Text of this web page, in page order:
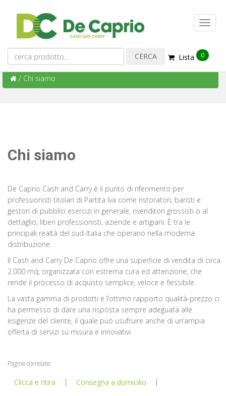
Lista 0
/ Chi siamo
Chi siamo
De Caprio Cash and Carry è il punto di riferimento per
professionisti titolari di Partita Iva come ristoratori, baristi e
gestori di pubblici esercizi in generale, rivenditori grossisti o al
dettaglio, liberi professionisti, aziende e artigiani. È tra le
principali realtà del sud-Italia che operano nella moderna
distribuzione.
Il Cash and Carry De Caprio offre una superficie di vendita di circa
2.000 mq, organizzata con estrema cura ed attenzione, che
rende il processo di acquisto semplice, veloce e flessibile.
La vasta gamma di prodotti e l’ottimo rapporto qualità-prezzo ci
ha permesso di dare una risposta sempre adeguata alle
esigenze del cliente, il quale può usufruire anche di un’ampia
offerta di servizi su misura e innovativi.
Pagine correlate:
Clicca e ritira | Consegna a domicilio |